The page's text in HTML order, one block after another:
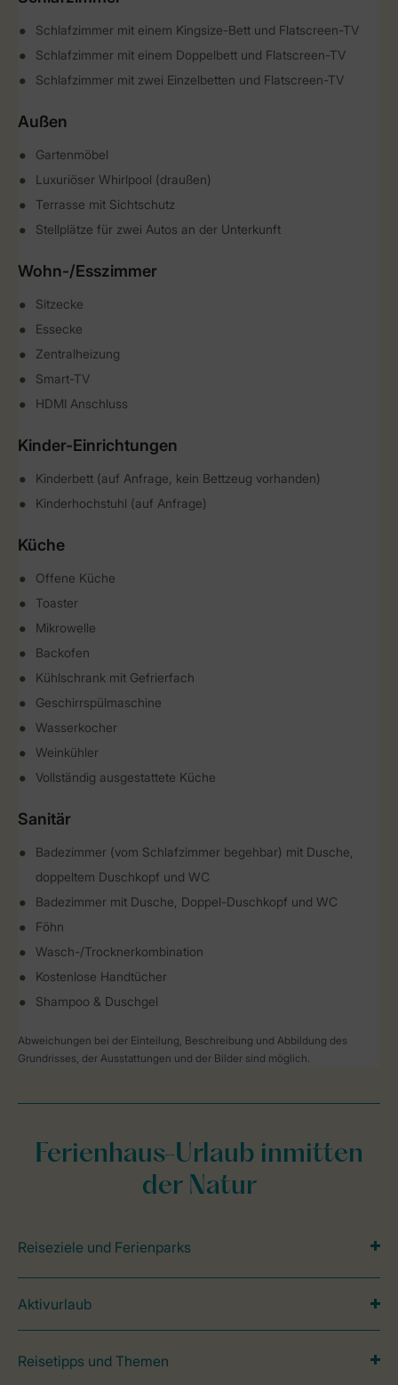
Schlafzimmer mit einem Kingsize-Bett und Flatscreen-TV
Schlafzimmer mit einem Doppelbett und Flatscreen-TV
Schlafzimmer mit zwei Einzelbetten und Flatscreen-TV
Außen
Gartenmöbel
Luxuriöser Whirlpool (draußen)
Terrasse mit Sichtschutz
Stellplätze für zwei Autos an der Unterkunft
Wohn-/Esszimmer
Sitzecke
Essecke
Zentralheizung
Smart-TV
HDMI Anschluss
Kinder-Einrichtungen
Kinderbett (auf Anfrage, kein Bettzeug vorhanden)
Kinderhochstuhl (auf Anfrage)
Küche
Offene Küche
Toaster
Mikrowelle
Backofen
Kühlschrank mit Gefrierfach
Geschirrspülmaschine
Wasserkocher
Weinkühler
Vollständig ausgestattete Küche
Sanitär
Badezimmer (vom Schlafzimmer begehbar) mit Dusche,
doppeltem Duschkopf und WC
Badezimmer mit Dusche, Doppel-Duschkopf und WC
Föhn
Wasch-/Trocknerkombination
Kostenlose Handtücher
Shampoo & Duschgel
Abweichungen bei der Einteilung, Beschreibung und Abbildung des
Grundrisses, der Ausstattungen und der Bilder sind möglich.
Ferienhaus-Urlaub inmitten
der Natur
Reiseziele und Ferienparks
Aktivurlaub
Reisetipps und Themen